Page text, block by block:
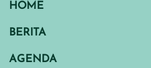
HOME
BERITA
AGENDA